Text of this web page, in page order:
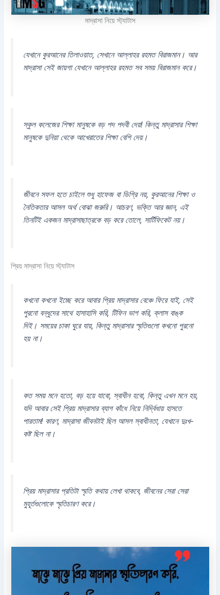
মাদ্রাসা নিয়ে স্ট্যাটাস
যেখানে কুরআনের তিলাওয়াত, সেখানে আল্লাহর রহমত বিরাজমান। আর
মাদ্রাসা সেই জায়গা যেখানে আল্লাহর রহমত সব সময় বিরাজমান করে।
স্কুল কলেজের শিক্ষা মানুষকে বড় পদ পদবী দেয়! কিন্তু মাদ্রাসার শিক্ষা
মানুষকে দুনিয়া থেকে আখেরাতের শিক্ষা বেশি দেয়।
জীবনে সফল হতে চাইলে শুধু হাফেজ বা ডিগ্রি নয়, কুরআনের শিক্ষা ও
নৈতিকতার আসল অর্থ বোঝা জরুরি। আচরণ, ভক্তি আর জ্ঞান, এই
তিনটিই একজন মাদ্রাসাছাত্রকে বড় করে তোলে, সার্টিফিকেট নয়।
প্রিয় মাদ্রাসা নিয়ে স্ট্যাটাস
কখনো কখনো ইচ্ছে করে আবার প্রিয় মাদ্রাসার বেঞ্চে ফিরে যাই, সেই
পুরনো বন্ধুদের সাথে হাসাহাসি করি, টিফিন ভাগ করি, ক্লাস বাঙ্ক
দিই। সময়ের চাকা ঘুরে যায়, কিন্তু মাদ্রাসার স্মৃতিগুলো কখনো পুরনো
হয় না।
কত সময় মনে হতো, বড় হয়ে যাবো, স্বাধীন হবো, কিন্তু এখন মনে হয়,
যদি আবার সেই প্রিয় মাদ্রাসার ব্যাগ কাঁধে নিয়ে নির্দ্বিধায় হাসতে
পারতাম! কারণ, মাদ্রাসা জীবনটাই ছিল আসল স্বাধীনতা, যেখানে দুঃখ-
কষ্ট ছিল না।
প্রিয় মাদ্রাসার প্রতিটা স্মৃতি কথায় লেখা থাকবে, জীবনের সেরা সেরা
মুহূর্তগুলোকে স্মৃতিচারণ করে।